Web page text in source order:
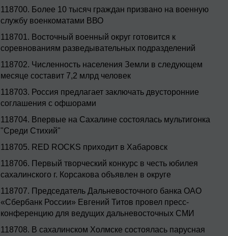
118700. Более 10 тысяч граждан призвано на военную
службу военкоматами ВВО
118701. Восточный военный округ готовится к
соревнованиям разведывательных подразделений
118702. Численность населения Земли в следующем
месяце составит 7,2 млрд человек
118703. Россия предлагает заключать двусторонние
соглашения с офшорами
118704. Впервые на Сахалине состоялась мультигонка
"Среди Стихий"
118705. RED ROCKS приходит в Хабаровск
118706. Первый творческий конкурс в честь юбилея
сахалинского г. Корсакова объявлен в округе
118707. Председатель Дальневосточного банка ОАО
«Сбербанк России» Евгений Титов провел пресс-
конференцию для ведущих дальневосточных СМИ
118708. В сахалинском Холмске состоялась парусная